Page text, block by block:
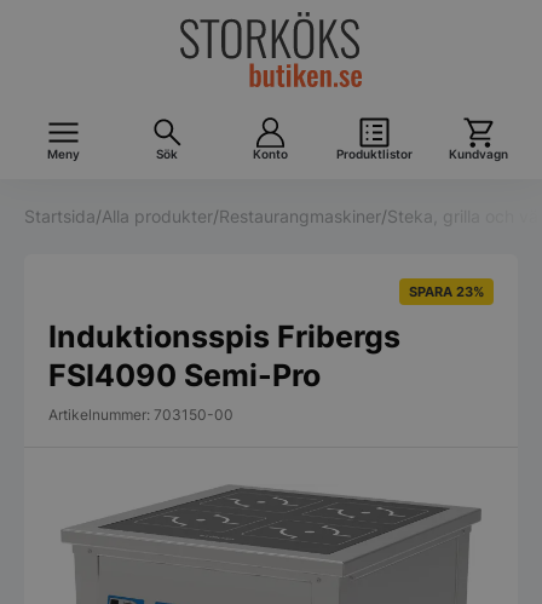
Meny Sök Konto Produktlistor Kundvagn
Startsida/Alla produkter/Restaurangmaskiner/Steka, grilla och
SPARA 23%
Induktionsspis Fribergs
FSI4090 Semi-Pro
Artikelnummer: 703150-00